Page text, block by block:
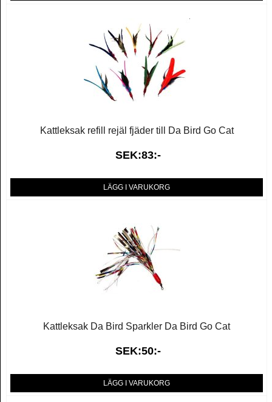
Kattleksak refill rejäl fjäder till Da Bird Go Cat
SEK:83:-
LÄGG I VARUKORG
Kattleksak Da Bird Sparkler Da Bird Go Cat
SEK:50:-
LÄGG I VARUKORG